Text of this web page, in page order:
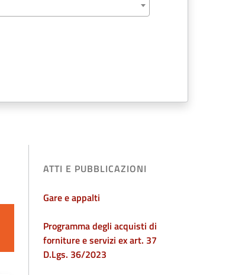
ATTI E PUBBLICAZIONI
Gare e appalti
Programma degli acquisti di
forniture e servizi ex art. 37
D.Lgs. 36/2023